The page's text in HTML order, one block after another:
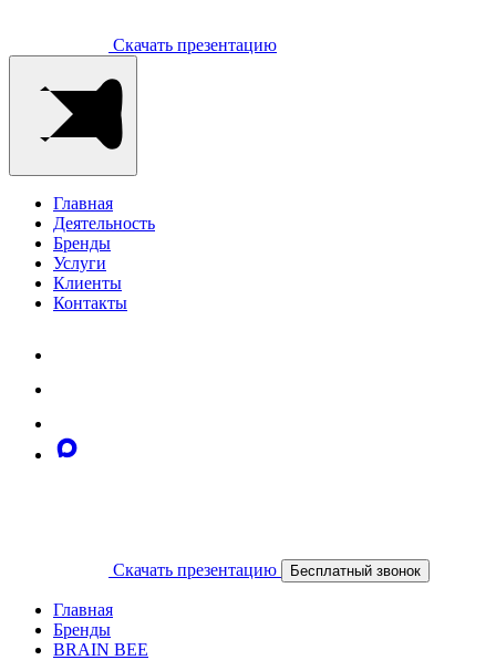
Скачать презентацию
Главная
Деятельность
Бренды
Услуги
Клиенты
Контакты
Скачать презентацию Бесплатный звонок
Главная
Бренды
BRAIN BEE